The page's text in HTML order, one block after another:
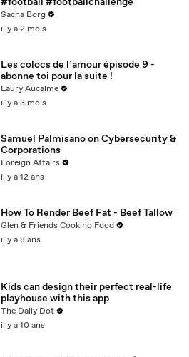
Sacha Borg
il y a 2 mois
Les colocs de l’amour épisode 9 -
abonne toi pour la suite !
Laury Aucalme
il y a 3 mois
Samuel Palmisano on Cybersecurity &
Corporations
Foreign Affairs
il y a 12 ans
How To Render Beef Fat - Beef Tallow
Glen & Friends Cooking Food
il y a 8 ans
Kids can design their perfect real-life
playhouse with this app
The Daily Dot
il y a 10 ans